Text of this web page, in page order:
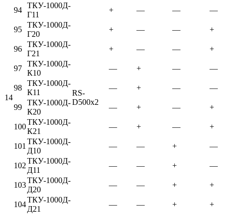
14
RS-
D500x2
94
ТКУ-1000Д-
Г11
+ — — —
95
ТКУ-1000Д-
Г20
+ — — +
96
ТКУ-1000Д-
Г21
+ — — +
97
ТКУ-1000Д-
К10
— + — —
98
ТКУ-1000Д-
К11
— + — —
99
ТКУ-1000Д-
К20
— + — +
100
ТКУ-1000Д-
К21
— + — +
101
ТКУ-1000Д-
Д10
— — + —
102
ТКУ-1000Д-
Д11
— — + —
103
ТКУ-1000Д-
Д20
— — + +
104
ТКУ-1000Д-
Д21
— — + +